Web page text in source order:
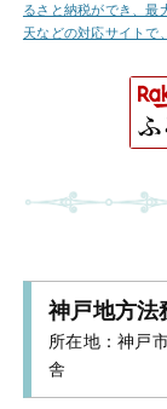
るさと納税ができ、最
天などの対応サイトで
神戸地方法
所在地：神戸
舎